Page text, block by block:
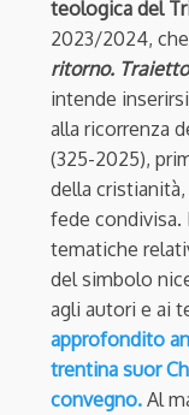
teologica del
2023/2024,
ritorno.
intende
alla ricorrenza
(325-2025),
della
fede condivisa.
tematiche
del simbolo
agli autori e ai
approfondito
trentina suor
convegno. Al